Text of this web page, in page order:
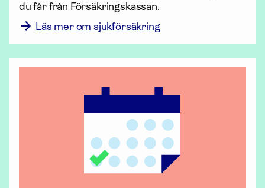
du får från Försäkrings­kassan.
Läs mer om sjukförsäkring